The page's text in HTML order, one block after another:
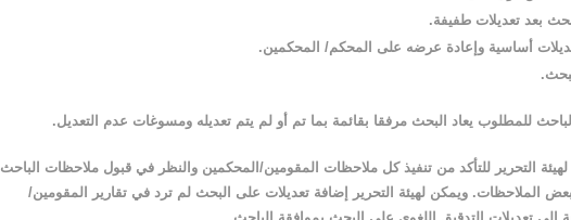
بعد تعديلات طفيفة.
أساسية وإعادة عرضه على المحكم/ المحكمين.
للمطلوب يعاد البحث مرفقا بقائمة بما تم أو لم يتم تعديله ومسوغات عدم التعديل.
التحرير للتأكد من تنفيذ كل ملاحظات المقومين/المحكمين والنظر في قبول ملاحظات الباحث
الملاحظات. ويمكن لهيئة التحرير إضافة تعديلات على البحث لم ترد في تقارير المقومين/
لمجلة القادسية